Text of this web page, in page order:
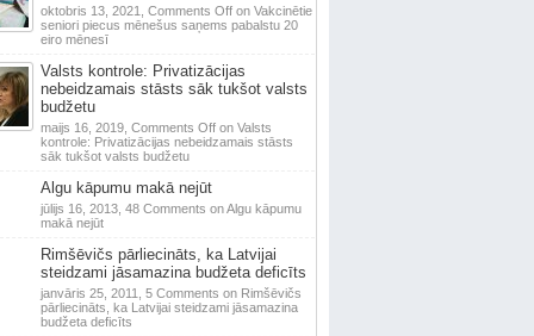
oktobris 13, 2021, Comments Offon Vakcinētie
seniori piecus mēnešus saņems pabalstu 20
eiro mēnesī
Valsts kontrole: Privatizācijas
nebeidzamais stāsts sāk tukšot valsts
budžetu
maijs 16, 2019, Comments Offon Valsts
kontrole: Privatizācijas nebeidzamais stāsts
sāk tukšot valsts budžetu
Algu kāpumu makā nejūt
jūlijs 16, 2013, 48 Comments on Algu kāpumu
makā nejūt
Rimšēvičs pārliecināts, ka Latvijai
steidzami jāsamazina budžeta deficīts
janvāris 25, 2011, 5 Comments on Rimšēvičs
pārliecināts, ka Latvijai steidzami jāsamazina
budžeta deficīts